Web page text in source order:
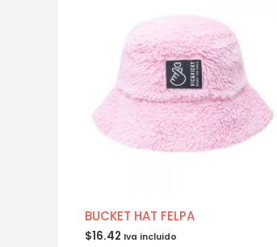
BUCKET HAT FELPA
$16.42 Iva incluido